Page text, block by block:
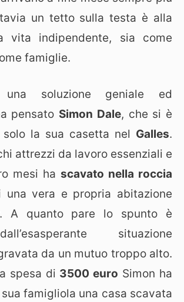
un tetto sulla testa è alla
vita indipendente, sia come
famiglie.
soluzione geniale ed
pensato Simon Dale, che si è
la sua casetta nel Galles.
attrezzi da lavoro essenziali e
mesi ha scavato nella roccia
una vera e propria abitazione
A quanto pare lo spunto è
situazione
da un mutuo troppo alto.
spesa di 3500 euro Simon ha
famigliola una casa scavata